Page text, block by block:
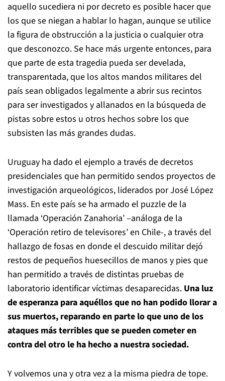
aquello sucediera ni por decreto es posible hacer que
los que se niegan a hablar lo hagan, aunque se utilice
la figura de obstrucción a la justicia o cualquier otra
que desconozco. Se hace más urgente entonces, para
que parte de esta tragedia pueda ser develada,
transparentada, que los altos mandos militares del
país sean obligados legalmente a abrir sus recintos
para ser investigados y allanados en la búsqueda de
pistas sobre estos u otros hechos sobre los que
subsisten las más grandes dudas.
Uruguay ha dado el ejemplo a través de decretos
presidenciales que han permitido sendos proyectos de
investigación arqueológicos, liderados por José López
Mass. En este país se ha armado el puzzle de la
llamada ‘Operación Zanahoria’ –análoga de la
‘Operación retiro de televisores’ en Chile-, a través del
hallazgo de fosas en donde el descuido militar dejó
restos de pequeños huesecillos de manos y pies que
han permitido a través de distintas pruebas de
laboratorio identificar víctimas desaparecidas. Una luz
de esperanza para aquéllos que no han podido llorar a
sus muertos, reparando en parte lo que uno de los
ataques más terribles que se pueden cometer en
contra del otro le ha hecho a nuestra sociedad.
Y volvemos una y otra vez a la misma piedra de tope.